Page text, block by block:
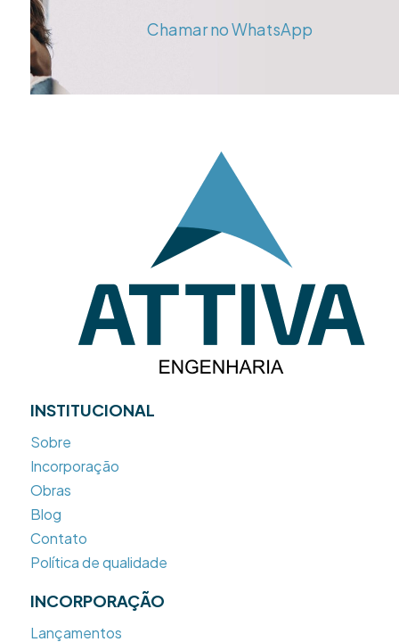
Chamar no WhatsApp
INSTITUCIONAL
Sobre
Incorporação
Obras
Blog
Contato
Política de qualidade
INCORPORAÇÃO
Lançamentos